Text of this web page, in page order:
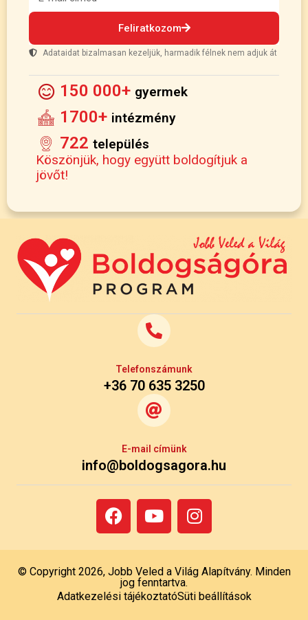
Feliratkozom
Adataidat bizalmasan kezeljük, harmadik félnek nem adjuk át
150 000+ gyermek
1700+ intézmény
722 település
Köszönjük, hogy együtt boldogítjuk a
jövőt!
Telefonszámunk
+36 70 635 3250
E-mail címünk
info@boldogsagora.hu
© Copyright 2026, Jobb Veled a Világ Alapítvány. Minden
jog fenntartva.
Adatkezelési tájékoztatóSüti beállítások